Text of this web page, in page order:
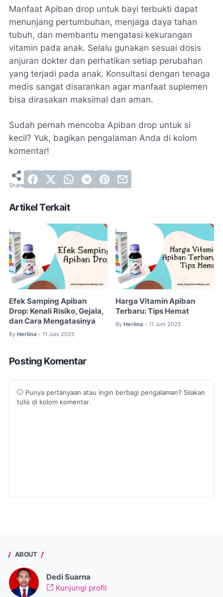
Manfaat Apiban drop untuk bayi terbukti dapat
menunjang pertumbuhan, menjaga daya tahan
tubuh, dan membantu mengatasi kekurangan
vitamin pada anak. Selalu gunakan sesuai dosis
anjuran dokter dan perhatikan setiap perubahan
yang terjadi pada anak. Konsultasi dengan tenaga
medis sangat disarankan agar manfaat suplemen
bisa dirasakan maksimal dan aman.
Sudah pernah mencoba Apiban drop untuk si
kecil? Yuk, bagikan pengalaman Anda di kolom
komentar!
Artikel Terkait
Efek Samping Apiban
Drop: Kenali Risiko, Gejala,
dan Cara Mengatasinya
By Herlina • 11 Juni 2025
Harga Vitamin Apiban
Terbaru: Tips Hemat
By Herlina • 11 Juni 2025
Posting Komentar
Punya pertanyaan atau ingin berbagi pengalaman? Silakan
tulis di kolom komentar.
ABOUT
Dedi Suarna
Kunjungi profil